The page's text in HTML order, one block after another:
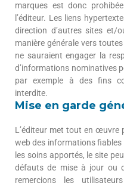
marques est donc
l’éditeur. Les liens
direction d’autres sites et/
manière générale vers
ne sauraient engager la
d’informations nominatives
par exemple à des fins
interdite.
Mise en garde
L’éditeur met tout en œuvre
web des informations
les soins apportés, le site
défauts de mise à jour ou
remercions les